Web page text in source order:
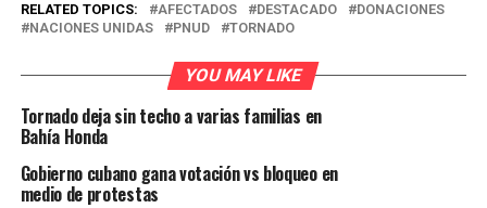
RELATED TOPICS: AFECTADOS DESTACADO
DONACIONES
NACIONES UNIDAS
PNUD TORNADO
YOU MAY LIKE
Tornado deja sin techo a varias familias en
Bahía Honda
Gobierno cubano gana votación vs bloqueo en
medio de protestas